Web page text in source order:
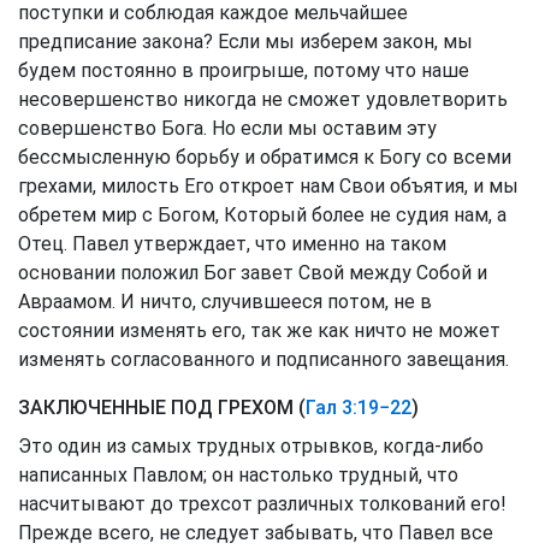
поступки и соблюдая каждое мельчайшее
предписание закона? Если мы изберем закон, мы
будем постоянно в проигрыше, потому что наше
несовершенство никогда не сможет удовлетворить
совершенство Бога. Но если мы оставим эту
бессмысленную борьбу и обратимся к Богу со всеми
грехами, милость Его откроет нам Свои объятия, и мы
обретем мир с Богом, Который более не судия нам, а
Отец. Павел утверждает, что именно на таком
основании положил Бог завет Свой между Собой и
Авраамом. И ничто, случившееся потом, не в
состоянии изменять его, так же как ничто не может
изменять согласованного и подписанного завещания.
ЗАКЛЮЧЕННЫЕ ПОД ГРЕХОМ (Гал 3:19−22)
Это один из самых трудных отрывков, когда-либо
написанных Павлом; он настолько трудный, что
насчитывают до трехсот различных толкований его!
Прежде всего, не следует забывать, что Павел все